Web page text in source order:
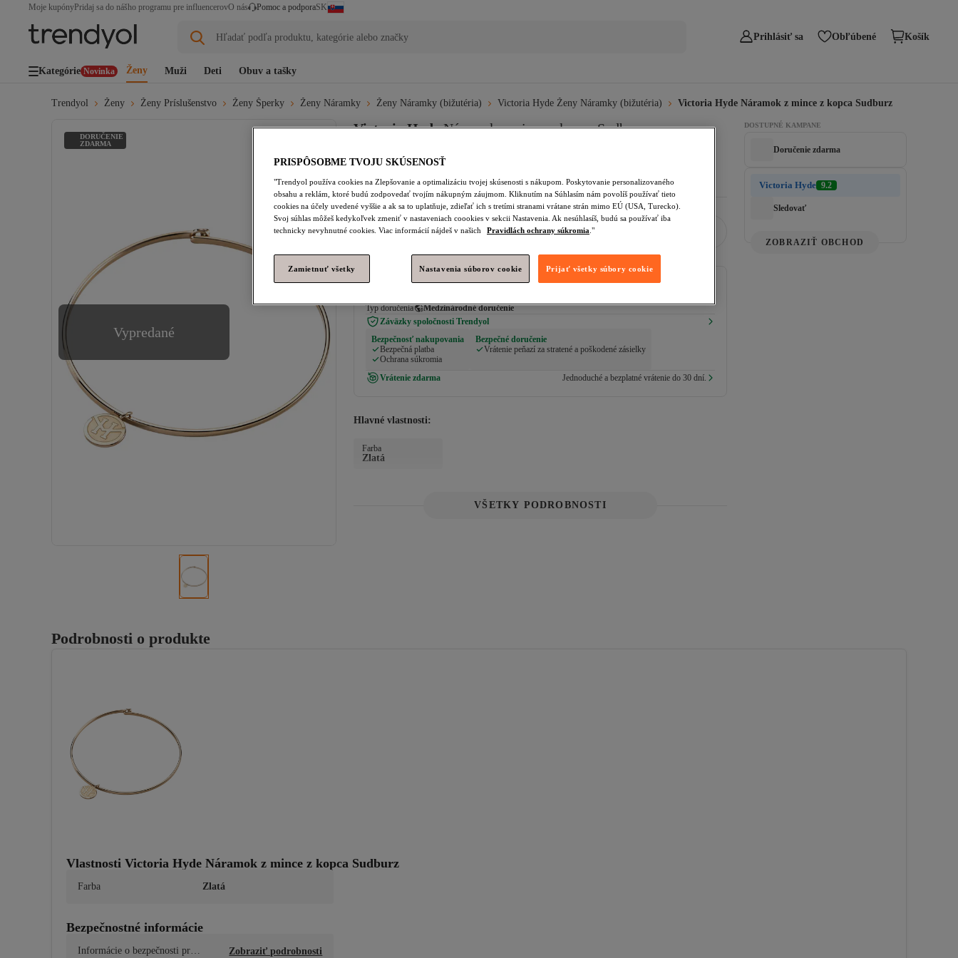
Moje kupóny Pridaj sa do nášho programu pre influencerovO nás Pomoc a podporaSK
Hľadať podľa produktu, kategórie alebo značky Prihlásiť sa Obľúbené Košík
Kategórie Novinka Ženy Muži Deti Obuv a tašky
Trendyol Ženy Ženy Príslušenstvo Ženy Šperky Ženy Náramky Ženy Náramky (bižutéria) Victoria Hyde Ženy Náramky (bižutéria) Victoria Hyde Náramok z mince z kopca Sudburz
DORUČENIE
ZDARMA
Vypredané
Victoria Hyde Náramok z mince z kopca Sudburz
29,95€
(vrátane DPH)
Vypredané!
Doprava a doručenie zdarma
Typ doručenia
Medzinárodné doručenie
Záväzky spoločnosti Trendyol
Bezpečnosť nakupovania
Bezpečná platba
Ochrana súkromia
Bezpečné doručenie
Vrátenie peňazí za stratené a poškodené zásielky
Vrátenie zdarma Jednoduché a bezplatné vrátenie do 30 dní.
Hlavné vlastnosti:
Farba
Zlatá
VŠETKY PODROBNOSTI
DOSTUPNÉ KAMPANE
Doručenie zdarma
Victoria Hyde 9.2
Sledovať
ZOBRAZIŤ OBCHOD
Podrobnosti o produkte
Vlastnosti Victoria Hyde Náramok z mince z kopca Sudburz
Farba Zlatá
Bezpečnostné informácie
Informácie o bezpečnosti prod
Zobraziť podrobnosti
PRISPÔSOBME TVOJU SKÚSENOSŤ
"Trendyol používa cookies na Zlepšovanie a optimalizáciu tvojej skúsenosti s nákupom. Poskytovanie personalizovaného
obsahu a reklám, ktoré budú zodpovedať tvojím nákupným záujmom. Kliknutím na Súhlasím nám povolíš používať tieto
cookies na účely uvedené vyššie a ak sa to uplatňuje, zdieľať ich s tretími stranami vrátane strán mimo EÚ (USA, Turecko).
Svoj súhlas môžeš kedykoľvek zmeniť v nastaveniach coookies v sekcii Nastavenia. Ak nesúhlasíš, budú sa používať iba
technicky nevyhnutné cookies. Viac informácií nájdeš v našich
Pravidlách ochrany súkromia ."
Zamietnuť všetky Nastavenia súborov cookie Prijať všetky súbory cookie